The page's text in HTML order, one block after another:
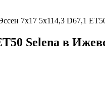
7x17 5x114,3 D67,1
Selena в